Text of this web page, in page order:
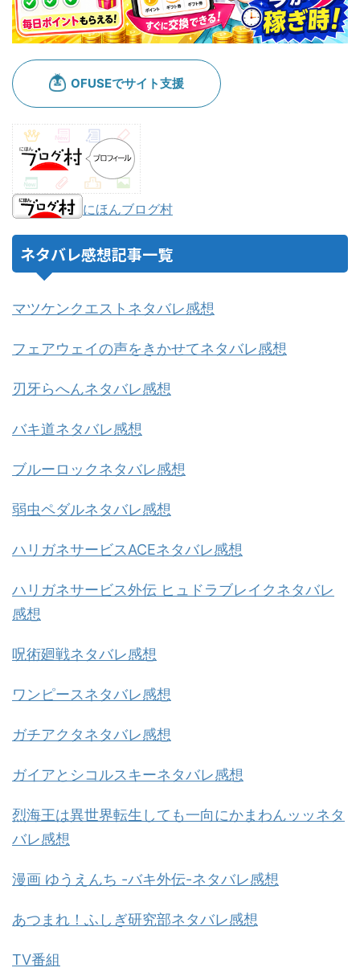
にほんブログ村
ネタバレ感想記事一覧
マツケンクエストネタバレ感想
フェアウェイの声をきかせてネタバレ感想
刃牙らへんネタバレ感想
バキ道ネタバレ感想
ブルーロックネタバレ感想
弱虫ペダルネタバレ感想
ハリガネサービスACEネタバレ感想
ハリガネサービス外伝 ヒュドラブレイクネタバレ
感想
呪術廻戦ネタバレ感想
ワンピースネタバレ感想
ガチアクタネタバレ感想
ガイアとシコルスキーネタバレ感想
烈海王は異世界転生しても一向にかまわんッッネタ
バレ感想
漫画 ゆうえんち -バキ外伝-ネタバレ感想
あつまれ！ふしぎ研究部ネタバレ感想
TV番組